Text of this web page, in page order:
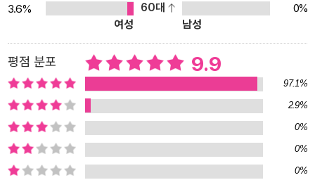
마음을 표현하며 무조건적 사랑을 가르치는 네 발의 스승 - 개(dog)
/ 다섯 손가락으로 만드는 만능 도구 - 손(hand) / 놓치면 후회하고,
잡으면 감사한 것. - 기회(chance) 메타인지 개발! 매 10단원 끝에
는 흥미로운 이야기로 자연스럽게 복습되며 장기 기억으로 옮겨갑니
다. 이야기에는 배운 영어 단어를 섞었고, 관점을 바꿔서 메타인지를
키울 수 있도록 하였습니다. *골리앗과 콩나무: 내 이름은 골리앗이
다. 거인 daddy의 아들이다. 우리 가족은 하늘나라에서 황금알을 낳
는 거위와 행복하게 살고 있었다. 그러나 어느 day 아버지가 집에 오
지 않았다. mom이 very 걱정했다... 더 즐겁게! 더 편하게! 즐겁고 편
3.6%
60대
0%
여성
남성
평점 분포 9.9
97.1%
2.9%
0%
0%
0%